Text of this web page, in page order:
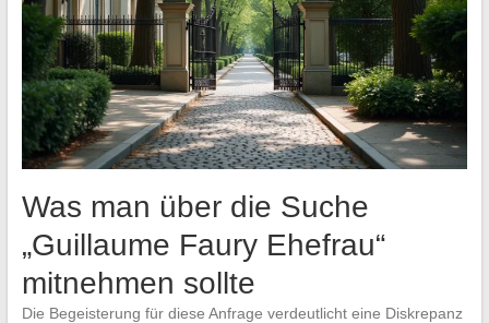
Was man über die Suche
„Guillaume Faury Ehefrau“
mitnehmen sollte
Die Begeisterung für diese Anfrage verdeutlicht eine Diskrepanz